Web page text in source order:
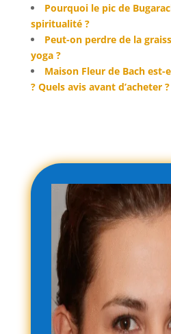
Pourquoi le pic de
spiritualité ?
Peut-on perdre de la
yoga ?
Maison Fleur de Bach
? Quels avis avant d’acheter ?